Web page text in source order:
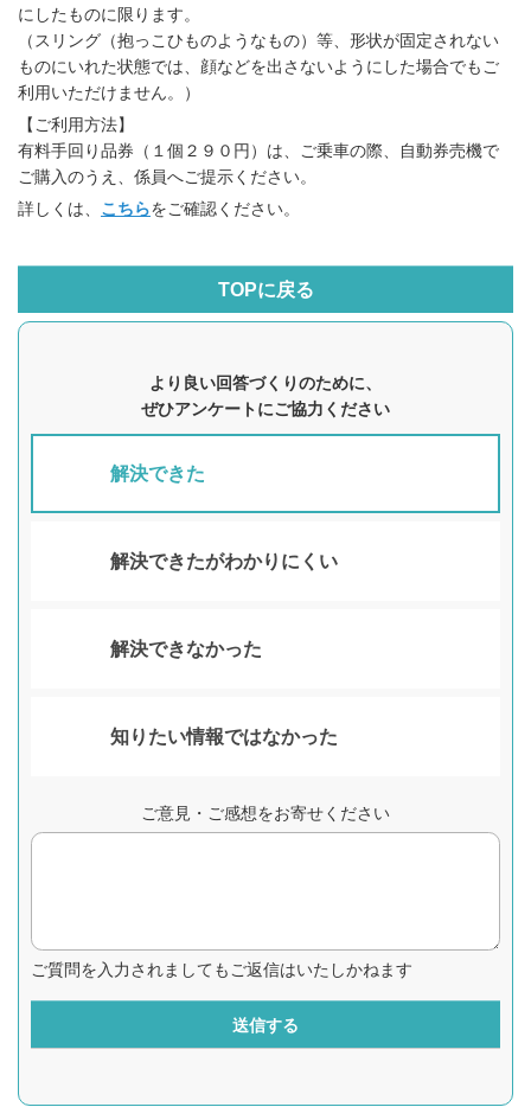
にしたものに限ります。
（スリング（抱っこひものようなもの）等、形状が固定されない
ものにいれた状態では、顔などを出さないようにした場合でもご
利用いただけません。）
【ご利用方法】
有料手回り品券（１個２９０円）は、ご乗車の際、自動券売機で
ご購入のうえ、係員へご提示ください。
詳しくは、 こちらをご確認ください。
TOPに戻る
より良い回答づくりのために、
ぜひアンケートにご協力ください
解決できた
解決できたがわかりにくい
解決できなかった
知りたい情報ではなかった
ご意見・ご感想をお寄せください
ご質問を入力されましてもご返信はいたしかねます
送信する